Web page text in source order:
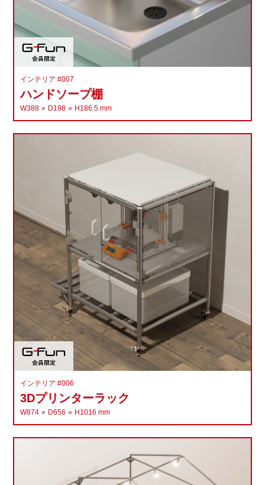
インテリア #007
ハンドソープ棚
W388 D198 H186.5 mm
インテリア #006
3Dプリンターラック
W874 D656 H1016 mm